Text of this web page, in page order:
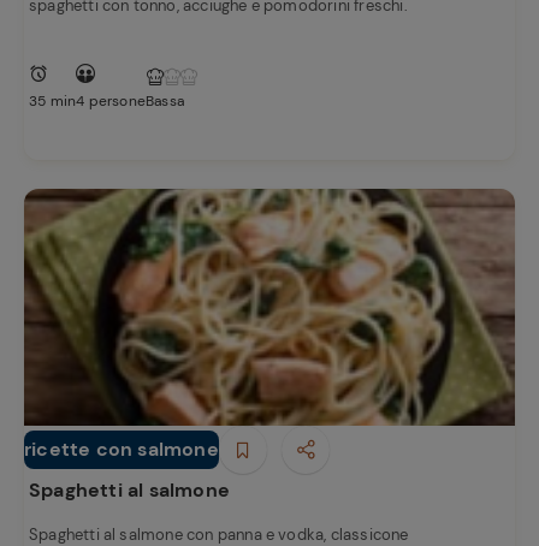
spaghetti con tonno, acciughe e pomodorini freschi.
35 min4 personeBassa
ricette con salmone
Primi piatti
Spaghetti al salmone
Spaghetti al salmone con panna e vodka, classicone